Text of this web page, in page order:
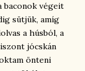
baconok végeit
sütjük, amíg
a húsból, a
jócskán
önteni